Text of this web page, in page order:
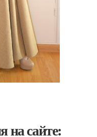
на сайте: